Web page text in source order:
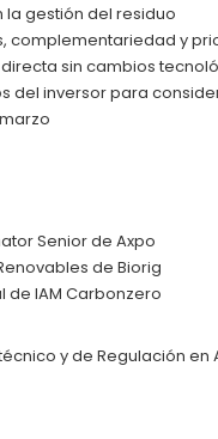
la gestión del residuo
complementariedad y
sin cambios
del inversor para
Senior de Axpo
de Biorig
IAM Carbonzero
y de Regulación en